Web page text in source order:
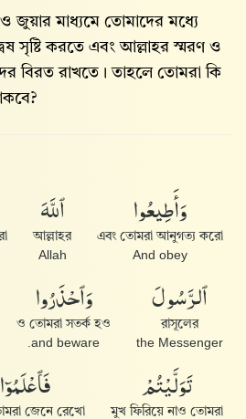
জুয়ার মাধ্যমে তোমাদের মধ্যে
সৃষ্টি করতে এবং আল্লাহর স্মরণ ও
বিরত রাখতে। তাহলে তোমরা কি
وَأَطِيعُوا۟
এবং তোমরা আনুগত্য করো
And obey
ٱللَّهَ
আল্লাহর
Allah
ٱلرَّسُولَ
রাসূলের
the Messenger
وَٱحْذَرُوا۟
ও তোমরা সতর্ক হও
and beware.
تَوَلَّيْتُمْ
মুখ ফিরিয়ে নাও তোমরা
فَٱعْلَمُوٓا۟
জেনে রেখো